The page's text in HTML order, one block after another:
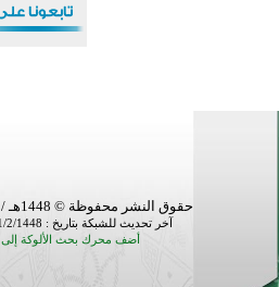
اختتام منافسات قرآنية متميزة في بنغلاديش
حقوق النشر محفوظة © 1448هـ / 2026م لموقع
آخر تحديث للشبكة بتاريخ : 21/2/1448هـ - الساعة: 15:41
أضف محرك بحث الألوكة